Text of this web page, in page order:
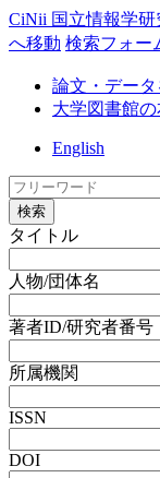
CiNii 国立情報学
へ移動 検索フォー
論文・デー
大学図書館
English
検索
タイトル
人物/団体名
著者ID/研究者番号
所属機関
ISSN
DOI